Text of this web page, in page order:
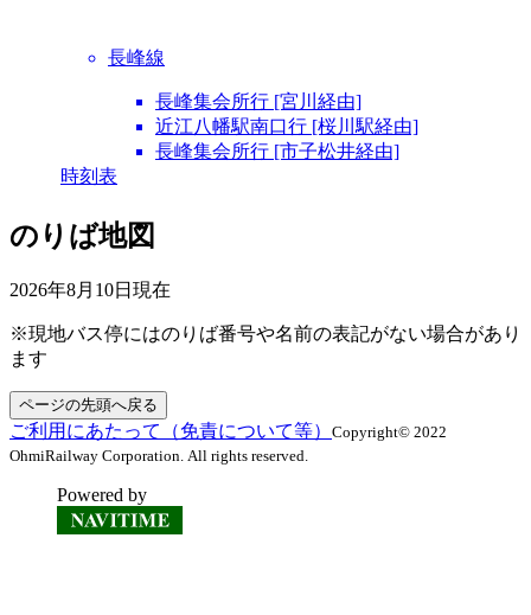
長峰線
長峰集会所行 [宮川経由]
近江八幡駅南口行 [桜川駅経由]
長峰集会所行 [市子松井経由]
時刻表
のりば地図
2026年8月10日 現在
※現地バス停にはのりば番号や名前の表記がない場合があり
ます
ページの先頭へ戻る
ご利用にあたって（免責について等） Copyright© 2022
OhmiRailway Corporation. All rights reserved.
Powered by